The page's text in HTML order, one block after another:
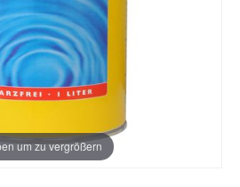
um zu vergrößern